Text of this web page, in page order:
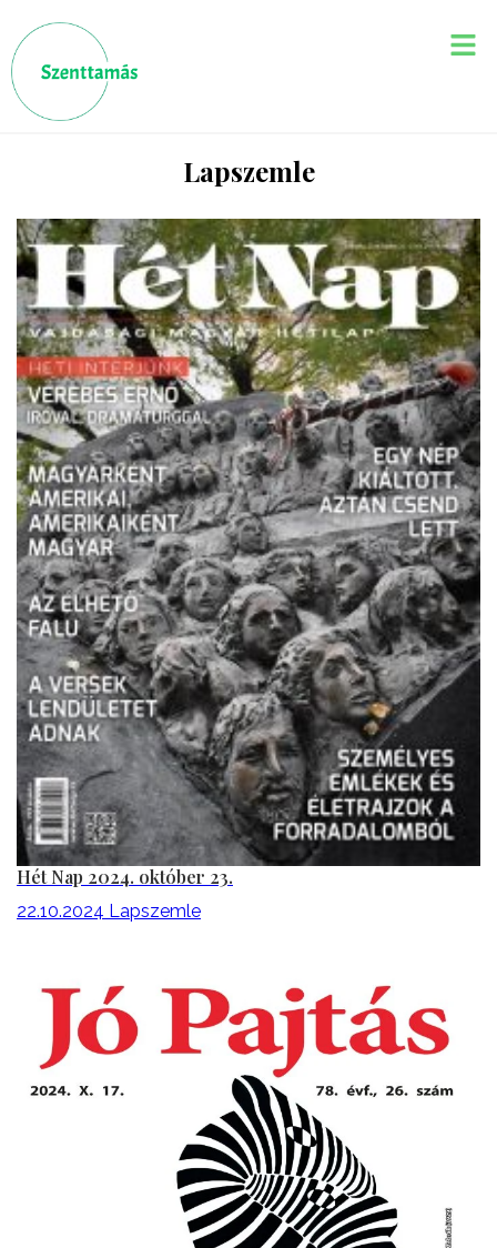
Lapszemle
Hét Nap 2024. október 23.
22.10.2024 Lapszemle